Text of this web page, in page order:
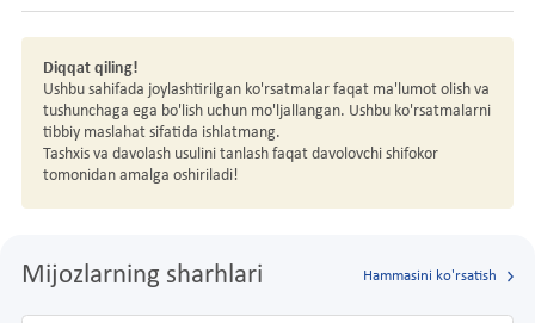
Diqqat qiling!
Ushbu sahifada joylashtirilgan ko'rsatmalar faqat ma'lumot olish va
tushunchaga ega bo'lish uchun mo'ljallangan. Ushbu ko'rsatmalarni
tibbiy maslahat sifatida ishlatmang.
Tashxis va davolash usulini tanlash faqat davolovchi shifokor
tomonidan amalga oshiriladi!
Mijozlarning sharhlari Hammasini ko'rsatish